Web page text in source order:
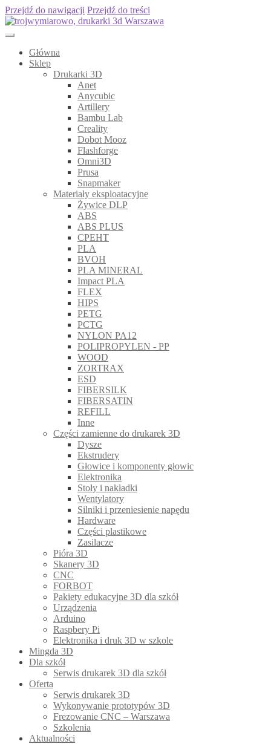
Przejdź do nawigacji Przejdź do treści
Główna
Sklep
Drukarki 3D
Anet
Anycubic
Artillery
Bambu Lab
Creality
Dobot Mooz
Flashforge
Omni3D
Prusa
Snapmaker
Materiały eksploatacyjne
Żywice DLP
ABS
ABS PLUS
CPEHT
PLA
BVOH
PLA MINERAL
Impact PLA
FLEX
HIPS
PETG
PCTG
NYLON PA12
POLIPROPYLEN - PP
WOOD
ZORTRAX
ESD
FIBERSILK
FIBERSATIN
REFILL
Inne
Części zamienne do drukarek 3D
Dysze
Ekstrudery
Głowice i komponenty głowic
Elektronika
Stoły i nakładki
Wentylatory
Silniki i przeniesienie napędu
Hardware
Części plastikowe
Zasilacze
Pióra 3D
Skanery 3D
CNC
FORBOT
Pakiety edukacyjne 3D dla szkół
Urządzenia
Arduino
Raspbery Pi
Elektronika i druk 3D w szkole
Mingda 3D
Dla szkół
Serwis drukarek 3D dla szkół
Oferta
Serwis drukarek 3D
Wykonywanie prototypów 3D
Frezowanie CNC – Warszawa
Szkolenia
Aktualności